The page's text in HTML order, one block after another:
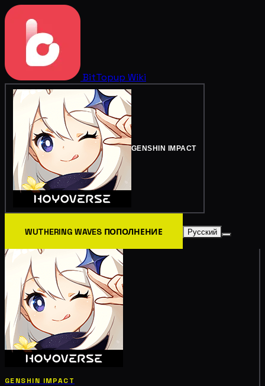
BitTopup Wiki
GENSHIN IMPACT
WUTHERING WAVES ПОПОЛНЕНИЕ Русский
GENSHIN IMPACT